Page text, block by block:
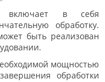
включает в себя
обработку.
быть реализован
мощностью
обработки